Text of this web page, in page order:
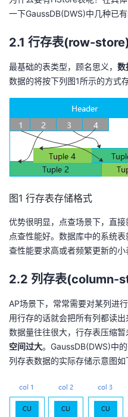
博
客
的
论
坛
我
的
圈
我
的
播
我
活
动
的
关
注
我
开
者
堂
我
的
课
程
我
的
认
我
的
我
的
我
支
的
技
支
我
的
声
一下GaussDB(DWS)中几种已有
2.1 行存表(row-
最基础的表类型，顾名思义， 数
数据的将按下列图1所示的方式存
图1 行存表存储格式
优势很明显，点查场景下，直接
点查性能好。数据库中的系统
查性能要求高或者频繁更新的小
2.2 列存表(column-
AP场景下，常常需要对某列进行
用行存的话就会把所有列都读出
数据量往往很大，行存表压缩
空间过大。GaussDB(DWS)中
列存表数据的实际存储示意图如